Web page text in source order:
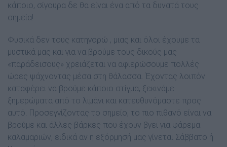
κάποιο, σίγουρα δε θα είναι ένα από τα δυνατά τους
σηµεία!
Φυσικά δεν τους κατηγορώ , µιας και όλοι έχουµε τα
µυστικά µας και για να βρούµε τους δικούς µας
«παράδεισους» χρειάζεται να αφιερώσουµε πολλές
ώρες ψάχνοντας µέσα στη θάλασσα. Έχοντας λοιπόν
καταφέρει να βρούµε κάποιο στίγµα, ξεκινάµε
ξηµερώµατα από το λιµάνι και κατευθυνόµαστε προς
αυτό. Προσεγγίζοντας το σηµείο, το πιο πιθανό είναι να
βρούµε και άλλες βάρκες που έχουν βγει για ψάρεµα
καλαµαριών, ειδικά αν η εξόρµησή µας γίνεται Σάββατο ή